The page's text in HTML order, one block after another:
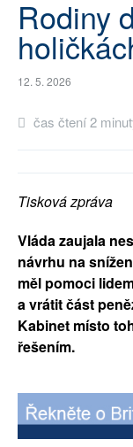
SOCIÁLNÍ SÍTĚ
RUBRIKY
Rodiny
12. 5. 2026
čas čtení 2
Tisková zpráva
Vláda zaujala
návrhu na
měl pomoci
a vrátit část
Kabinet místo
řešením.